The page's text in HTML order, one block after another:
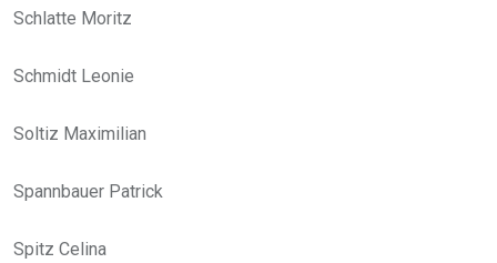
Schlatte Moritz
Schmidt Leonie
Soltiz Maximilian
Spannbauer Patrick
Spitz Celina